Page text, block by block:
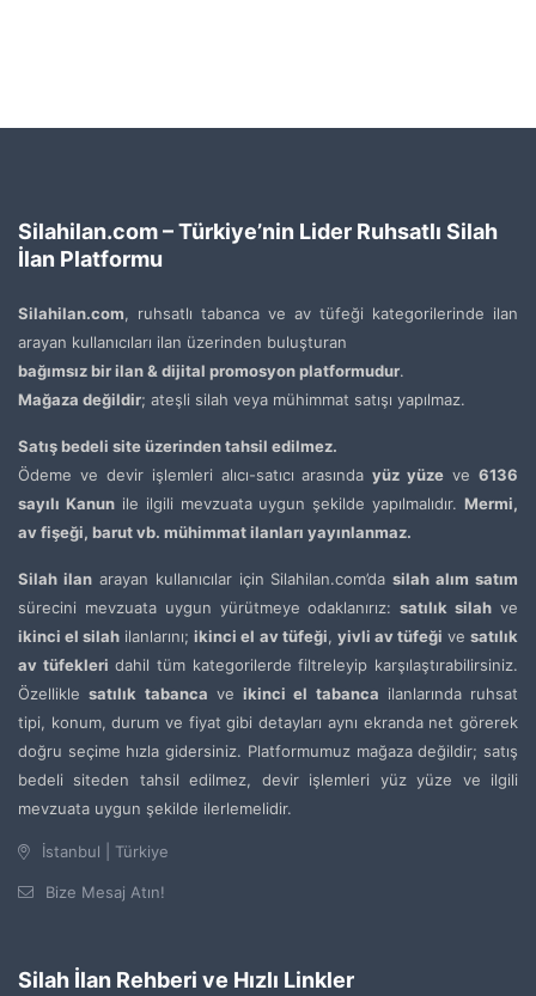
Silahilan.com – Türkiye’nin Lider Ruhsatlı Silah
İlan Platformu
Silahilan.com, ruhsatlı tabanca ve av tüfeği kategorilerinde ilan
arayan kullanıcıları ilan üzerinden buluşturan
bağımsız bir ilan & dijital promosyon platformudur.
Mağaza değildir; ateşli silah veya mühimmat satışı yapılmaz.
Satış bedeli site üzerinden tahsil edilmez.
Ödeme ve devir işlemleri alıcı-satıcı arasındayüz yüze ve6136
sayılı Kanunile ilgili mevzuata uygun şekilde yapılmalıdır. Mermi,
av fişeği, barut vb. mühimmat ilanları yayınlanmaz.
Silah ilanarayan kullanıcılar için Silahilan.com’dasilah alım satım
sürecini mevzuata uygun yürütmeye odaklanırız:satılık silah ve
ikinci el silah ilanlarını;ikinci el av tüfeği, yivli av tüfeği vesatılık
av tüfekleri dahil tüm kategorilerde filtreleyip karşılaştırabilirsiniz.
Özelliklesatılık tabanca ve ikinci el tabanca ilanlarında ruhsat
tipi, konum, durum ve fiyat gibi detayları aynı ekranda net görerek
doğru seçime hızla gidersiniz. Platformumuz mağaza değildir; satış
bedeli siteden tahsil edilmez, devir işlemleri yüz yüze ve ilgili
mevzuata uygun şekilde ilerlemelidir.
İstanbul | Türkiye
Bize Mesaj Atın!
Silah İlan Rehberi ve Hızlı Linkler